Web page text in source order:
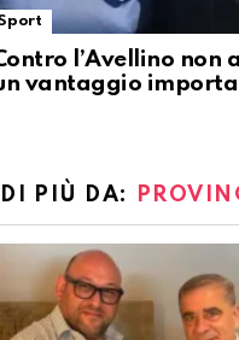
l’Avellino non
vantaggio
DI PIÙ DA: